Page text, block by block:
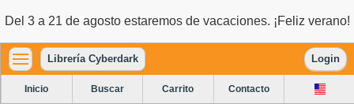
Del 3 a 21 de agosto estaremos de vacaciones. ¡Feliz verano!
Librería Cyberdark Login
Inicio Buscar Carrito Contacto